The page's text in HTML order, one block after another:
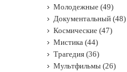
Молодежные (49)
Документальный (48)
Космические (47)
Мистика (44)
Трагедия (36)
Мультфильмы (26)